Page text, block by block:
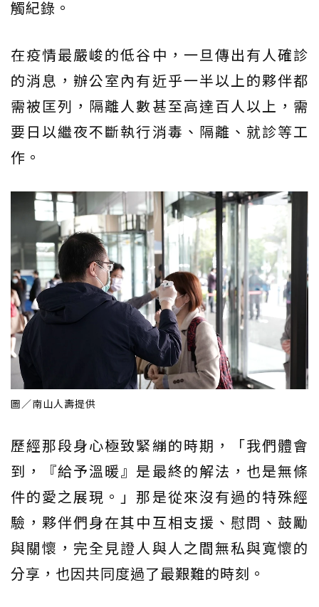
觸紀錄。
在疫情最嚴峻的低谷中，一旦傳出有人確診
的消息，辦公室內有近乎一半以上的夥伴都
需被匡列，隔離人數甚至高達百人以上，需
要日以繼夜不斷執行消毒、隔離、就診等工
作。
圖／南山人壽提供
歷經那段身心極致緊繃的時期，「我們體會
到，『給予溫暖』是最終的解法，也是無條
件的愛之展現。」那是從來沒有過的特殊經
驗，夥伴們身在其中互相支援、慰問、鼓勵
與關懷，完全見證人與人之間無私與寬懷的
分享，也因共同度過了最艱難的時刻。